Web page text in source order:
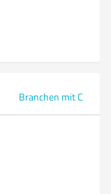
Branchen mit C